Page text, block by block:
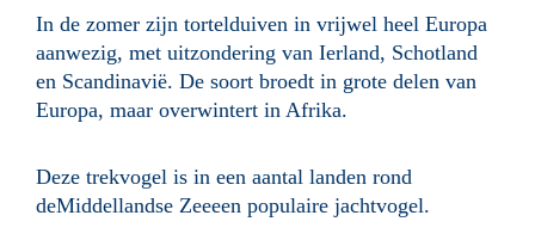
In de zomer zijn tortelduiven in vrijwel heel Europa
aanwezig, met uitzondering van Ierland, Schotland
en Scandinavië. De soort broedt in grote delen van
Europa, maar overwintert in Afrika.
Deze trekvogel is in een aantal landen rond
deMiddellandse Zeeeen populaire jachtvogel.